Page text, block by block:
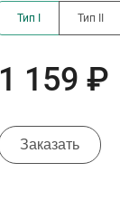
Тип I Тип II
1 159 ₽
Заказать